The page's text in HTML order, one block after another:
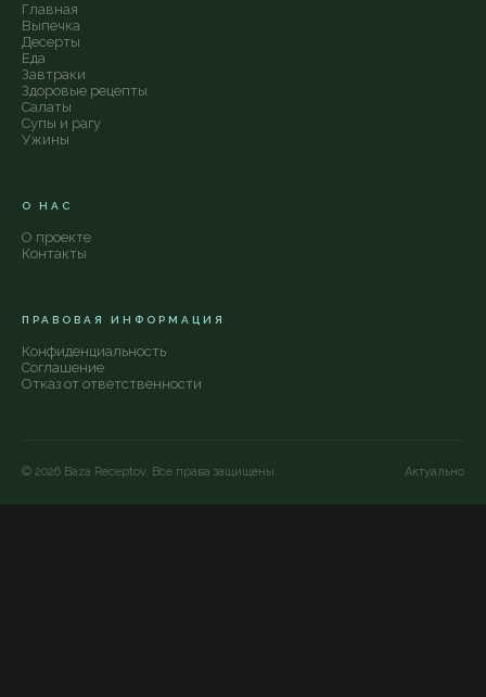
Главная
Выпечка
Десерты
Еда
Завтраки
Здоровые рецепты
Салаты
Супы и рагу
Ужины
О НАС
О проекте
Контакты
ПРАВОВАЯ ИНФОРМАЦИЯ
Конфиденциальность
Соглашение
Отказ от ответственности
© 2026 Baza Receptov. Все права защищены. Актуально